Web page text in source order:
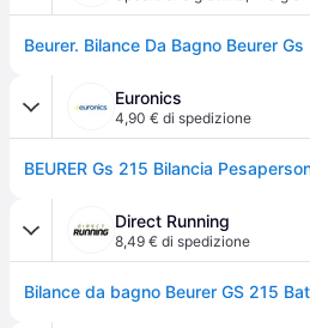
Euronics
4,90 € di spedizione
Direct Running
8,49 € di spedizione